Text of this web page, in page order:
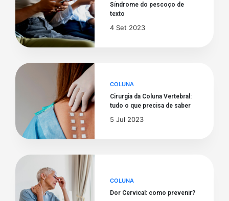
Síndrome do pescoço de
texto
4 Set 2023
COLUNA
Cirurgia da Coluna Vertebral:
tudo o que precisa de saber
5 Jul 2023
COLUNA
Dor Cervical: como prevenir?